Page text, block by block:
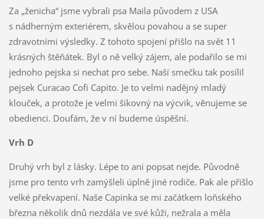
Za „ženicha“ jsme vybrali psa Maila původem z USA
s nádherným exteriérem, skvělou povahou a se super
zdravotními výsledky. Z tohoto spojení přišlo na svět 11
krásných štěňátek. Byl o ně velký zájem, ale podařilo se mi
jednoho pejska si nechat pro sebe. Naší smečku tak posílil
pejsek Curacao Cofi Capito. Je to velmi nadějný mladý
klouček, a protože je velmi šikovný na výcvik, věnujeme se
obedienci. Doufám, že v ní budeme úspěšní.
Vrh D
Druhý vrh byl z lásky. Lépe to ani popsat nejde. Původně
jsme pro tento vrh zamýšleli úplně jiné rodiče. Pak ale přišlo
velké překvapení. Naše Capinka se mi začátkem loňského
března několik dnů nezdála ve své kůži, nežrala a měla